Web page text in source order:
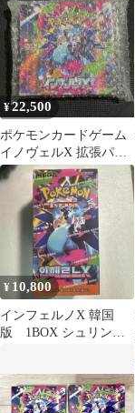
ク無し
¥22,500
ポケモンカードゲーム
イノヴェルX 拡張パッ
ク BOX
¥ 10,800
インフェルノX 韓国
版 1BOX シュリンク